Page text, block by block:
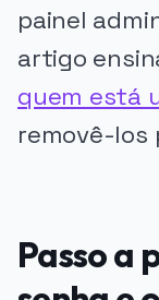
painel
artigo
quem está
removê-los
Passo a